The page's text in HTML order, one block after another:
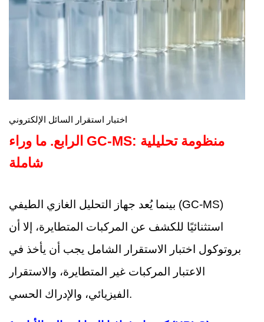
اختبار استقرار السائل الإلكتروني
الرابع. ما وراء GC-MS: منظومة تحليلية
شاملة
بينما يُعد جهاز التحليل الغازي الطيفي (GC-MS)
استثنائيًا للكشف عن المركبات المتطايرة، إلا أن
بروتوكول اختبار الاستقرار الشامل يجب أن يأخذ في
الاعتبار المركبات غير المتطايرة، والاستقرار
الفيزيائي، والإدراك الحسي.